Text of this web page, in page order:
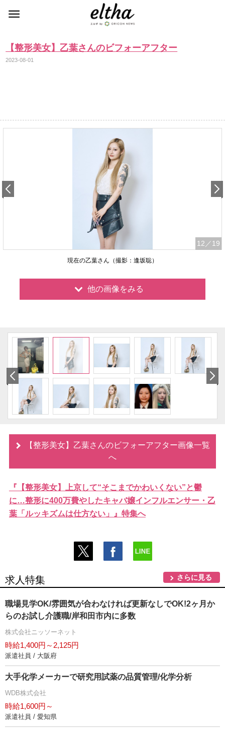
【整形美女】乙葉さんのビフォーアフター
2023-08-01
12 ／19
現在の乙葉さん（撮影：逢坂聡）
他の画像をみる
【整形美女】乙葉さんのビフォーアフター画像一覧
へ
『【整形美女】上京して“そこまでかわいくない”と鬱
に…整形に400万費やしたキャバ嬢インフルエンサー・乙
葉「ルッキズムは仕方ない」』特集へ
求人特集 さらに見る
職場見学OK/雰囲気が合わなければ更新なしでOK!2ヶ月か
らのお試し介護職/岸和田市内に多数
株式会社ニッソーネット
時給1,400円～2,125円
派遣社員 / 大阪府
大手化学メーカーで研究用試薬の品質管理/化学分析
WDB株式会社
時給1,600円～
派遣社員 / 愛知県